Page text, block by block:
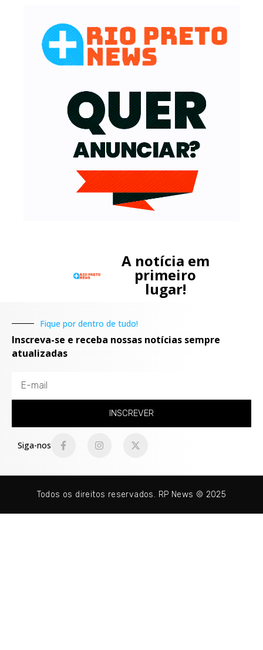
A notícia em
primeiro
lugar!
Fique por dentro de tudo!
Inscreva-se e receba nossas notícias sempre
atualizadas
INSCREVER
Siga-nos
Todos os direitos reservados. RP News © 2025